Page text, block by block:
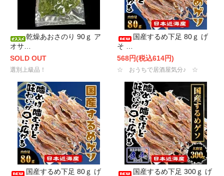
乾燥あおさのり 90ｇ ア
オサ…
SOLD OUT
選別上級品！
国産するめ下足 80ｇ げ
そ …
568円(税込614円)
☆ おうちで居酒屋気分♪ ☆
国産するめ下足 80ｇ げ 国産するめ下足 300ｇ げ